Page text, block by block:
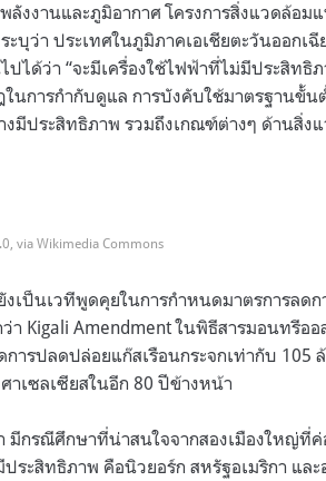
ลังงานและภูมิอากาศ โครงการสิ่งแวดล้อ
ะบุว่า ประเทศในภูมิภาคเอเชียตะวันออกเ
ปได้ว่า “จะมีเครื่องใช้ไฟฟ้าที่ไม่มีประสิทธิ
นการกำกับดูแล การบังคับใช้มาตรฐานขั้น
งมีประสิทธิภาพ รวมถึงเกณฑ์ต่างๆ ด้านสิ่ง
via Wikimedia Commons
เป็นเวทีพูดคุยในการกำหนดมาตรการลดก
า Kigali Amendmentในพิธีสารมอนทรีอ
ารปลดปล่อยแก๊สเรือนกระจกเท่ากับ 105
าเซลเซียสในอีก 80 ปีข้างหน้า
มีกรณีศึกษาที่น่าสนใจจากสองเมืองใหญ่ที่ค่
ระสิทธิภาพ คือนิวยอร์ก สหรัฐอเมริกา แล